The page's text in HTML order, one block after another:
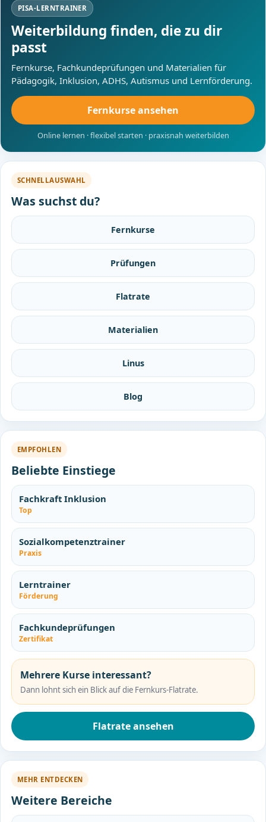
PISA-LERNTRAINER
Weiterbildung finden, die zu dir
passt
Fernkurse, Fachkundeprüfungen und Materialien für
Pädagogik, Inklusion, ADHS, Autismus und Lernförderung.
Fernkurse ansehen
Online lernen · flexibel starten · praxisnah weiterbilden
SCHNELLAUSWAHL
Was suchst du?
Fernkurse
Prüfungen
Flatrate
Materialien
Linus
Blog
EMPFOHLEN
Beliebte Einstiege
Fachkraft Inklusion
Top
Sozialkompetenztrainer
Praxis
Lerntrainer
Förderung
Fachkundeprüfungen
Zertifikat
Mehrere Kurse interessant?
Dann lohnt sich ein Blick auf die Fernkurs-Flatrate.
Flatrate ansehen
MEHR ENTDECKEN
Weitere Bereiche